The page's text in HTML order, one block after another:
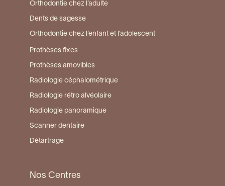
Orthodontie chez l’adulte
Dents de sagesse
Orthodontie chez l’enfant et l’adolescent
Prothèses fixes
Prothèses amovibles
Radiologie céphalométrique
Radiologie rétro alvéolaire
Radiologie panoramique
Scanner dentaire
Détartrage
Nos Centres